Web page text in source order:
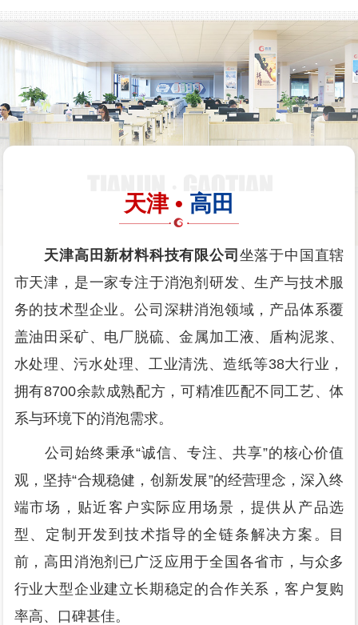
天津 • 高田
天津高田新材料科技有限公司 坐落于中国直辖
市天津，是一家专注于消泡剂研发、生产与技术服
务的技术型企业。公司深耕消泡领域，产品体系覆
盖油田采矿、电厂脱硫、金属加工液、盾构泥浆、
水处理、污水处理、工业清洗、造纸等38大行业，
拥有8700余款成熟配方，可精准匹配不同工艺、体
系与环境下的消泡需求。
公司始终秉承“诚信、专注、共享”的核心价值
观，坚持“合规稳健，创新发展”的经营理念，深入终
端市场，贴近客户实际应用场景，提供从产品选
型、定制开发到技术指导的全链条解决方案。目
前，高田消泡剂已广泛应用于全国各省市，与众多
行业大型企业建立长期稳定的合作关系，客户复购
率高、口碑甚佳。